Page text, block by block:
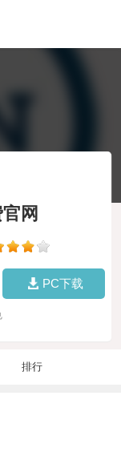
网
PC下载
排行